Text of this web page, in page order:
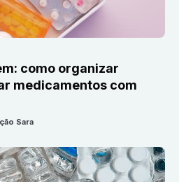
como organizar
medicamentos com
Sara